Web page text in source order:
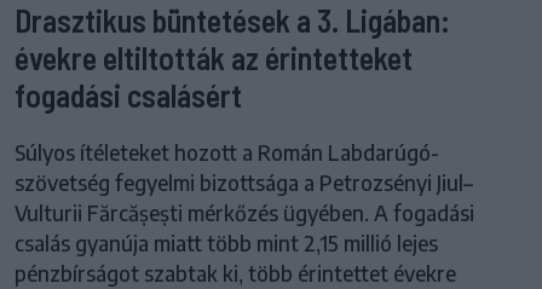
Drasztikus büntetések a 3. Ligában:
évekre eltiltották az érintetteket
fogadási csalásért
Súlyos ítéleteket hozott a Román Labdarúgó-
szövetség fegyelmi bizottsága a Petrozsényi Jiul–
Vulturii Fărcășești mérkőzés ügyében. A fogadási
csalás gyanúja miatt több mint 2,15 millió lejes
pénzbírságot szabtak ki, több érintettet évekre